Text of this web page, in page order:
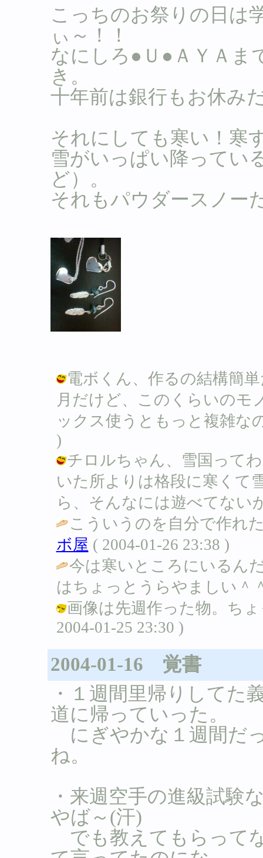
こっちのお祭りの日は
ぃ～！！
なにしろ●Ｕ●ＡＹＡま
き。
十年前は銀行もお休み
それにしても寒い！寒
雪がいっぱい降ってい
ど）。
それもパウダースノー
電ボくん、作るの結構簡
月だけど、このくらいのモ
ックス使うともっと複雑な
)
チロルちゃん、雪国って
いた所よりは格段に寒くて
ら、そんなには遊べてない
こういうのを自分で作れ
ボ屋 ( 2004-01-26 23:38 )
今は寒いところにいるん
はちょっとうらやましい＾
画像は先週作った物。ち
2004-01-25 23:30 )
2004-01-16 覚書
・１週間里帰りしてた
道に帰っていった。
にぎやかな１週間だ
ね。
・来週空手の進級試験
やば～(汗)
でも教えてもらって